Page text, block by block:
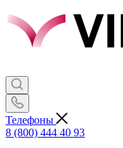
Телефоны
8 (800) 444 40 93